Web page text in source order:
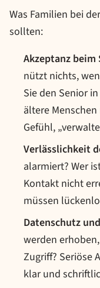
Was Familien bei
sollten:
Akzeptanz beim
nützt nichts,
Sie den Senior
ältere
Gefühl,
Verlässlichkeit
alarmiert? Wer
Kontakt nicht
müssen
Datenschutz
werden
Zugriff? Seriöse
klar und